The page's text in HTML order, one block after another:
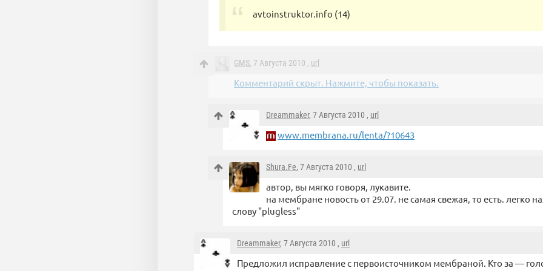
avtoinstruktor.info (14)
GMS, 7 Августа 2010 , url
Комментарий скрыт. Нажмите, чтобы показать.
Dreammaker, 7 Августа 2010 , url
www.membrana.ru/lenta/?10643
Shura.Fe, 7 Августа 2010 , url
автор, вы мягко говоря, лукавите.
на мембране новость от 29.07. не самая свежая, то есть. легко
слову "plugless"
Dreammaker, 7 Августа 2010 , url
Предложил исправление с первоисточником мембраной. Кто за —